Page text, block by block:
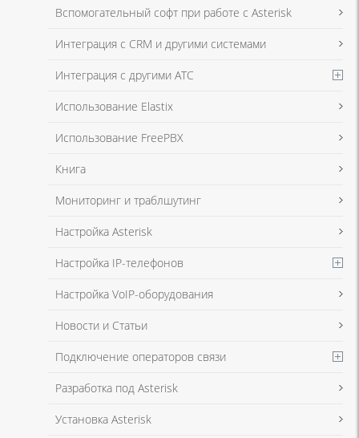
Я даю согласие на обработку моих персональных данных для связи
в соответствии с Политикой в отношении обработки персональных
Я даю согласие на обработку моих персональных данных для связи
в соответствии с Политикой в отношении обработки персональных
Вспомогательный софт при работе с Asterisk
Интеграция с CRM и другими системами
Интеграция с другими АТС
Использование Elastix
Использование FreePBX
Книга
Мониторинг и траблшутинг
Настройка Asterisk
Настройка IP-телефонов
Настройка VoIP-оборудования
Новости и Статьи
Подключение операторов связи
Разработка под Asterisk
Установка Asterisk